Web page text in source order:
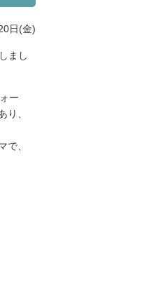
日(金)
まし
ー
り、
で、